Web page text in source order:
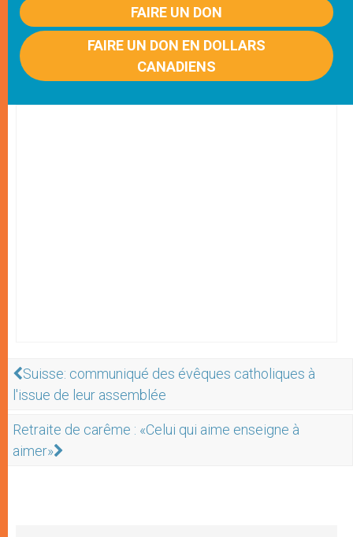
FAIRE UN DON
FAIRE UN DON EN DOLLARS
CANADIENS
Suisse: communiqué des évêques catholiques à
l'issue de leur assemblée
Retraite de carême : «Celui qui aime enseigne à
aimer»